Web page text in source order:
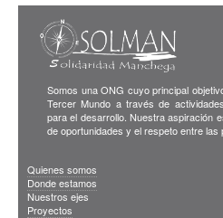
Somos una ONG cuyo principal
Tercer Mundo a través de
para el desarrollo. Nuestra aspiración
de oportunidades y el respeto entre las
Quienes somos
Donde estamos
Nuestros ejes
Proyectos